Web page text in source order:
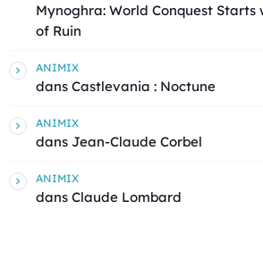
Mynoghra: World Conquest
of Ruin
ANIMIX
dans Castlevania : Noctune
ANIMIX
dans Jean-Claude Corbel
ANIMIX
dans Claude Lombard